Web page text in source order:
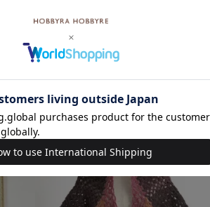
リ
クロスステッチフレーム＜PEA
NUTS THEATER＞
¥
カートに入れる